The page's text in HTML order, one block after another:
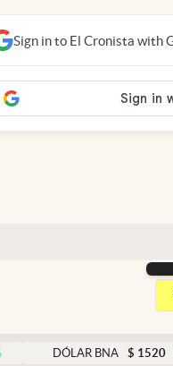
DÓLAR BNA $ 1520 0.00%
Sign in to El Cronista with